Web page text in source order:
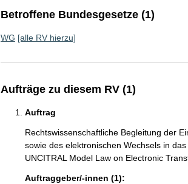
Betroffene Bundesgesetze (1)
WG [alle RV hierzu]
Aufträge zu diesem RV (1)
Auftrag
Rechtswissenschaftliche Begleitung der
sowie des elektronischen Wechsels in
UNCITRAL Model Law on Electronic
Auftraggeber/-innen (1):